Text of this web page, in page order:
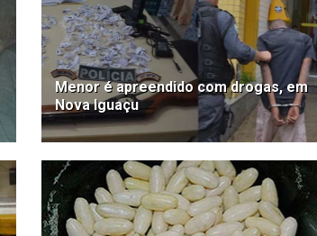
Menor é apreendido com drogas, em
Nova Iguaçu